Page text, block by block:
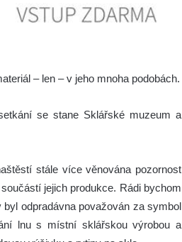
– len – v jeho mnoha podobách.
se stane Sklářské muzeum a
stále více věnována pozornost
jejich produkce. Rádi bychom
odpradávna považován za symbol
lnu s místní sklářskou výrobou a